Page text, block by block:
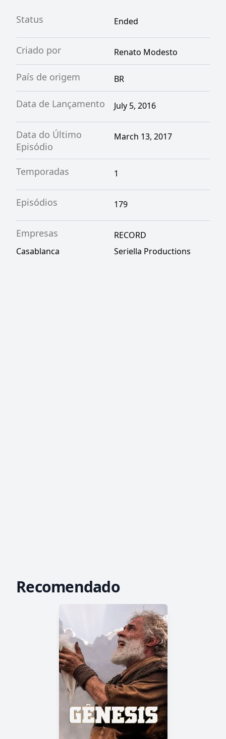
Status Ended
Criado por Renato Modesto
País de origem BR
Data de Lançamento July 5, 2016
Data do Último
Episódio
March 13, 2017
Temporadas 1
Episódios 179
Empresas
RECORD
Casablanca
Seriella Productions
Recomendado